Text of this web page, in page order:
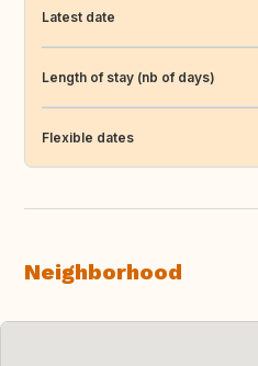
Latest date
Length of stay (nb of days)
Flexible dates
Neighborhood